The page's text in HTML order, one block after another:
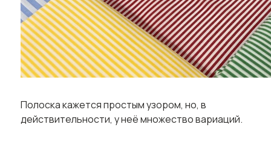
Полоска кажется простым узором, но, в
действительности, у неё множество вариаций.